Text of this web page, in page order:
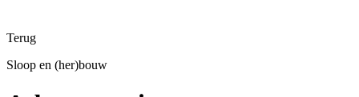
Terug
Sloop en (her)bouw